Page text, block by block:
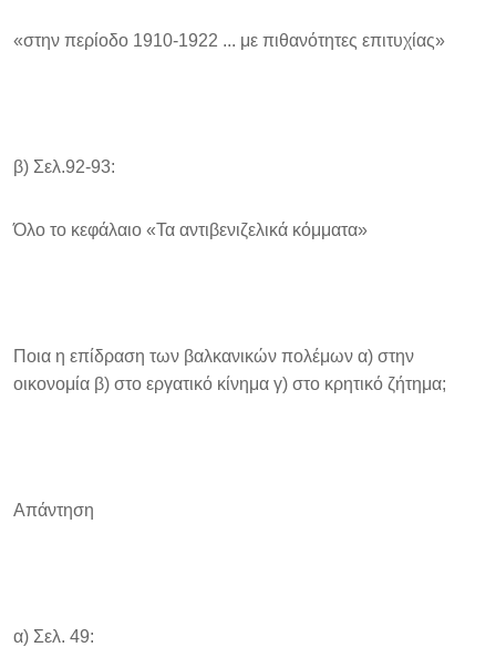
«στην περίοδο 1910-1922 ... με πιθανότητες επιτυχίας»
β) Σελ.92-93:
Όλο το κεφάλαιο «Τα αντιβενιζελικά κόμματα»
Ποια η επίδραση των βαλκανικών πολέμων α) στην
οικονομία β) στο εργατικό κίνημα γ) στο κρητικό ζήτημα;
Απάντηση
α) Σελ. 49: